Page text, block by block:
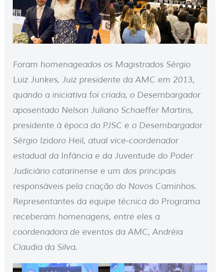
Foram homenageados os Magistrados Sérgio
Luiz Junkes, Juiz presidente da AMC em 2013,
quando a iniciativa foi criada, o Desembargador
aposentado Nelson Juliano Schaeffer Martins,
presidente à época do PJSC e o Desembargador
Sérgio Izidoro Heil, atual vice-coordenador
estadual da Infância e da Juventude do Poder
Judiciário catarinense e um dos principais
responsáveis pela criação do Novos Caminhos.
Representantes da equipe técnica do Programa
receberam homenagens, entre eles a
coordenadora de eventos da AMC, Andréia
Claudia da Silva.